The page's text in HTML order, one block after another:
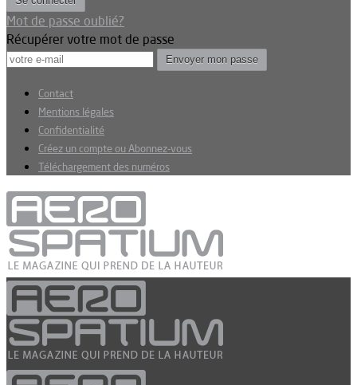
Mot de passe oublié?
Récupérer votre mot de passe
Contact
Mentions légales
Confidentialité
Créez un compte ou Abonnez-vous
Téléchargement des numéros